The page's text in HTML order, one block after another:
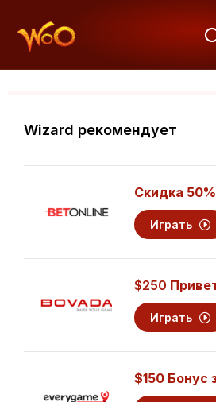
Wizard рекомендует
Скидка
Играть
$250
Играть
$150 Бонус